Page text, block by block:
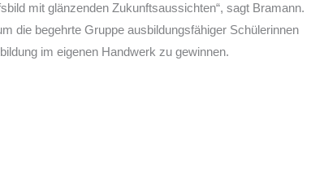
mit glänzenden Zukunftsaussichten“, sagt Bramann.
die begehrte Gruppe ausbildungsfähiger Schülerinnen
im eigenen Handwerk zu gewinnen.